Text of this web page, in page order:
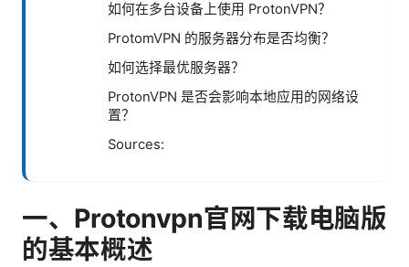
如何在多台设备上使用 ProtonVPN？
ProtomVPN 的服务器分布是否均衡？
如何选择最优服务器？
ProtonVPN 是否会影响本地应用的网络设
置？
Sources:
一、Protonvpn官网下载电脑版
的基本概述